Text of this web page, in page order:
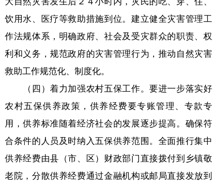
饮用水、医疗等救助措施到位。建立健全灾害管理工
作法规体系，明确政府、社会及受灾群众的职责、权
利和义务，规范政府的灾害管理行为，推动自然灾害
救助工作规范化、制度化。
（四）着力加强农村五保工作。要进一步落实好
农村五保供养政策，供养经费要专账管理、专款专
用，供养标准随着经济社会的发展逐步提高。确保符
合条件的人员及时纳入五保供养范围。全面推行集中
供养经费由县（市、区）财政部门直接拨付到乡镇敬
老院，分散供养经费通过金融机构或邮局直接发放到